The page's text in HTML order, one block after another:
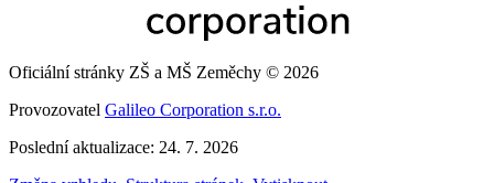
Oficiální stránky ZŠ a MŠ Zeměchy © 2026
Provozovatel Galileo Corporation s.r.o.
Poslední aktualizace: 24. 7. 2026